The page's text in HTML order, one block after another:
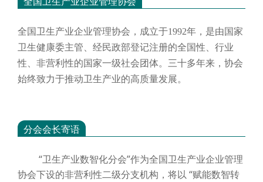
全国卫生产业企业管理协会，成立于1992年，是由国家
卫生健康委主管、经民政部登记注册的全国性、行业
性、非营利性的国家一级社会团体。三十多年来，协会
始终致力于推动卫生产业的高质量发展。
分会会长寄语
“卫生产业数智化分会”作为全国卫生产业企业管理
协会下设的非营利性二级分支机构，将以 “赋能数智转